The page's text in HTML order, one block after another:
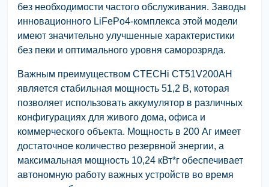
без необходимости частого обслуживания. Заводы
инновационного LiFePo4-комплекса этой модели
имеют значительно улучшенные характеристики
без пеки и оптимального уровня саморозряда.
Важным преимуществом CTECHi CT51V200AH
является стабильная мощность 51,2 В, которая
позволяет использовать аккумулятор в различных
конфигурациях для живого дома, офиса и
коммерческого объекта. Мощность в 200 Аг имеет
достаточное количество резервной энергии, а
максимальная мощность 10,24 кВт*г обеспечивает
автономную работу важных устройств во время